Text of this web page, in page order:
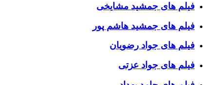
فیلم های جمشید مشایخی
فیلم های جمشید هاشم پور
فیلم های جواد رضویان
فیلم های جواد عزتی